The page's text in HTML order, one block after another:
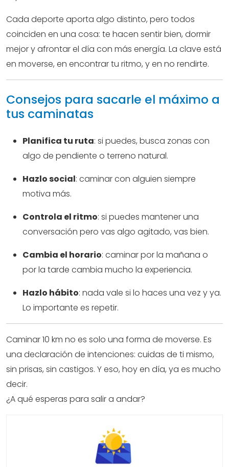
Cada deporte aporta algo distinto, pero todos
coinciden en una cosa: te hacen sentir bien, dormir
mejor y afrontar el día con más energía. La clave está
en moverse, en encontrar tu ritmo, y en no rendirte.
Consejos para sacarle el máximo a
tus caminatas
Planifica tu ruta: si puedes, busca zonas con
algo de pendiente o terreno natural.
Hazlo social: caminar con alguien siempre
motiva más.
Controla el ritmo: si puedes mantener una
conversación pero vas algo agitado, vas bien.
Cambia el horario: caminar por la mañana o
por la tarde cambia mucho la experiencia.
Hazlo hábito: nada vale si lo haces una vez y ya.
Lo importante es repetir.
Caminar 10 km no es solo una forma de moverse. Es
una declaración de intenciones: cuidas de ti mismo,
sin prisas, sin castigos. Y eso, hoy en día, ya es mucho
decir.
¿A qué esperas para salir a andar?